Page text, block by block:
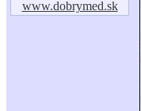
www.dobrymed.sk